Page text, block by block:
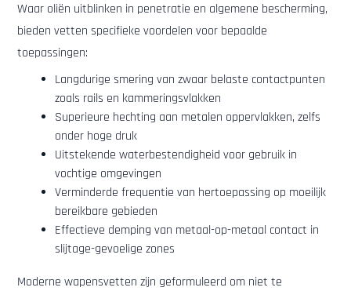
Waar oliën uitblinken in penetratie en algemene bescherming,
bieden vetten specifieke voordelen voor bepaalde
toepassingen:
Langdurige smering van zwaar belaste contactpunten
zoals rails en kammeringsvlakken
Superieure hechting aan metalen oppervlakken, zelfs
onder hoge druk
Uitstekende waterbestendigheid voor gebruik in
vochtige omgevingen
Verminderde frequentie van hertoepassing op moeilijk
bereikbare gebieden
Effectieve demping van metaal-op-metaal contact in
slijtage-gevoelige zones
Moderne wapensvetten zijn geformuleerd om niet te